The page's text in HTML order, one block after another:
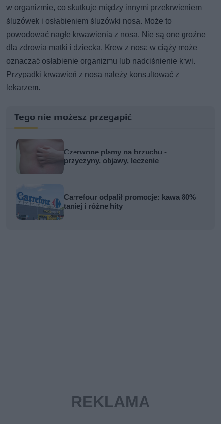
w organizmie, co skutkuje między innymi przekrwieniem
śluzówek i osłabieniem śluzówki nosa. Może to
powodować nagłe krwawienia z nosa. Nie są one groźne
dla zdrowia matki i dziecka. Krew z nosa w ciąży może
oznaczać osłabienie organizmu lub nadciśnienie krwi.
Przypadki krwawień z nosa należy konsultować z
lekarzem.
Tego nie możesz przegapić
Czerwone plamy na brzuchu -
przyczyny, objawy, leczenie
Carrefour odpalił promocje: kawa 80%
taniej i różne hity